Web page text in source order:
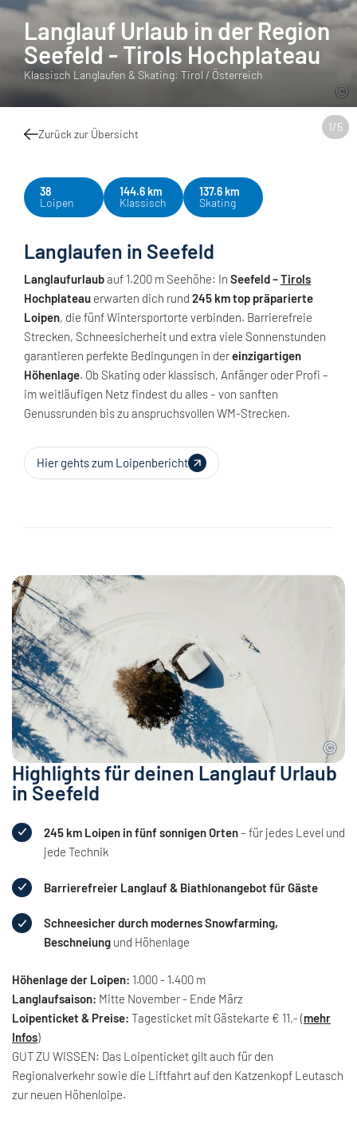
1/5
Langlauf Urlaub in der Region
Seefeld - Tirols Hochplateau
Klassisch Langlaufen & Skating: Tirol / Österreich
Zurück zur Übersicht
38
Loipen
144.6 km
Klassisch
137.6 km
Skating
Langlaufen in Seefeld
Langlaufurlaubauf 1.200 m Seehöhe: In Seefeld –Tirols
Hochplateau erwarten dich rund 245 km top präparierte
Loipen, die fünf Wintersportorte verbinden. Barrierefreie
Strecken, Schneesicherheit und extra viele Sonnenstunden
garantieren perfekte Bedingungen in dereinzigartigen
Höhenlage. Ob Skating oder klassisch, Anfänger oder Profi –
im weitläufigen Netz findest du alles – von sanften
Genussrunden bis zu anspruchsvollen WM-Strecken.
Hier gehts zum Loipenbericht
Highlights für deinen Langlauf Urlaub
in Seefeld
245 km Loipen in fünf sonnigen Orten– für jedes Level und
jede Technik
Barrierefreier Langlauf & Biathlonangebot für Gäste
Schneesicher durch modernes Snowfarming,
Beschneiungund Höhenlage
Höhenlage der Loipen: 1.000 - 1.400 m
Langlaufsaison: Mitte November - Ende März
Loipenticket & Preise: Tagesticket mit Gästekarte € 11,- (mehr
Infos)
GUT ZU WISSEN: Das Loipenticket gilt auch für den
Regionalverkehr sowie die Liftfahrt auf den Katzenkopf Leutasch
zur neuen Höhenloipe.